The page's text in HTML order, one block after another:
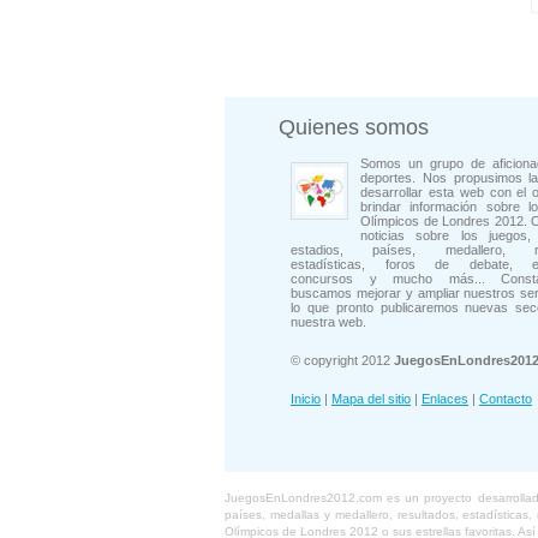
Quienes somos
Somos un grupo de
deportes. Nos propusimos
desarrollar esta web con el
brindar información sobre
Olímpicos de Londres 2012.
noticias sobre los juegos,
estadios, países, medallero,
estadísticas, foros de debate,
concursos y mucho más...
buscamos mejorar y ampliar nuestros
lo que pronto publicaremos nuevas
nuestra web.
© copyright 2012
Inicio | Mapa del sitio | Enlaces | Contacto
JuegosEnLondres2012.com es un proyecto
países, medallas y medallero, resultados,
Olímpicos de Londres 2012 o sus estrellas favoritas.